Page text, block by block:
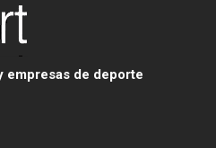
empresas de deporte